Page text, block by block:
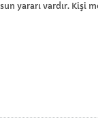
yararı vardır. Kişi